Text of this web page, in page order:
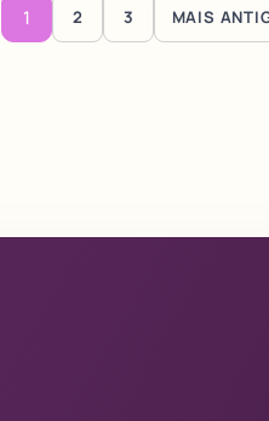
Paginação
1 2 3 MAIS